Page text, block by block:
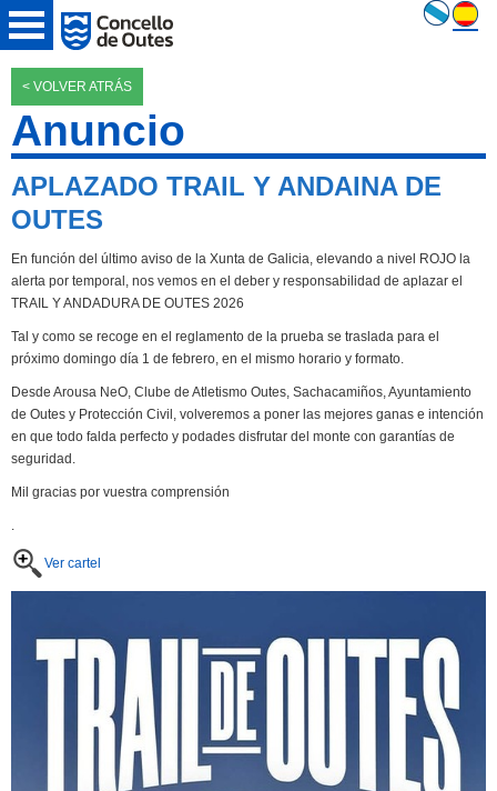
< VOLVER ATRÁS
Anuncio
APLAZADO TRAIL Y ANDAINA DE
OUTES
En función del último aviso de la Xunta de Galicia, elevando a nivel ROJO la
alerta por temporal, nos vemos en el deber y responsabilidad de aplazar el
TRAIL Y ANDADURA DE OUTES 2026
Tal y como se recoge en el reglamento de la prueba se traslada para el
próximo domingo día 1 de febrero, en el mismo horario y formato.
Desde Arousa NeO, Clube de Atletismo Outes, Sachacamiños, Ayuntamiento
de Outes y Protección Civil, volveremos a poner las mejores ganas e intención
en que todo falda perfecto y podades disfrutar del monte con garantías de
seguridad.
Mil gracias por vuestra comprensión
.
Ver cartel